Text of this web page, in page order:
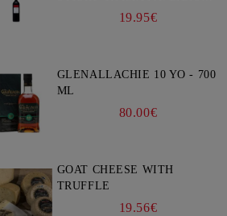
19.95€
GLENALLACHIE 10 YO - 700
ML
80.00€
GOAT CHEESE WITH
TRUFFLE
19.56€